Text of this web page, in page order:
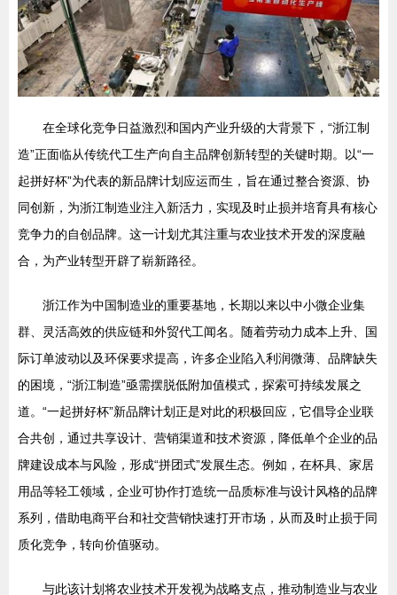
在全球化竞争日益激烈和国内产业升级的大背景下，“浙江制
造”正面临从传统代工生产向自主品牌创新转型的关键时期。以“一
起拼好杯”为代表的新品牌计划应运而生，旨在通过整合资源、协
同创新，为浙江制造业注入新活力，实现及时止损并培育具有核心
竞争力的自创品牌。这一计划尤其注重与农业技术开发的深度融
合，为产业转型开辟了崭新路径。
浙江作为中国制造业的重要基地，长期以来以中小微企业集
群、灵活高效的供应链和外贸代工闻名。随着劳动力成本上升、国
际订单波动以及环保要求提高，许多企业陷入利润微薄、品牌缺失
的困境，“浙江制造”亟需摆脱低附加值模式，探索可持续发展之
道。“一起拼好杯”新品牌计划正是对此的积极回应，它倡导企业联
合共创，通过共享设计、营销渠道和技术资源，降低单个企业的品
牌建设成本与风险，形成“拼团式”发展生态。例如，在杯具、家居
用品等轻工领域，企业可协作打造统一品质标准与设计风格的品牌
系列，借助电商平台和社交营销快速打开市场，从而及时止损于同
质化竞争，转向价值驱动。
与此该计划将农业技术开发视为战略支点，推动制造业与农业